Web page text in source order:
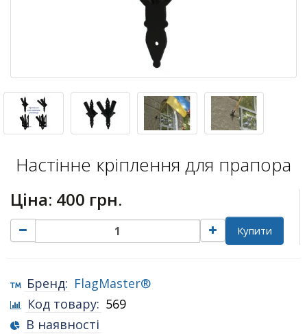
Настінне кріплення для прапора
Ціна: 400 грн.
Купити
Бренд: FlagMaster®
Код товару: 569
В наявності